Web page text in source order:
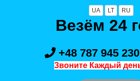
UA LT RU
Везём 24
+48 787 945 230
Звоните Каждый